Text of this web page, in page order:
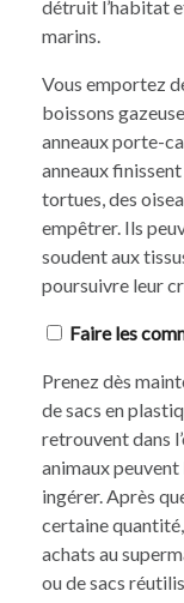
détruit l’habitat
marins.
Vous emportez
boissons
anneaux porte-
anneaux
tortues, des
empêtrer. Ils
soudent aux
poursuivre leur
Faire les
Prenez dès
de sacs en
retrouvent dans
animaux peuvent
ingérer. Après
certaine
achats au
ou de sacs